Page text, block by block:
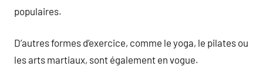
populaires.
D’autres formes d’exercice, comme le yoga, le pilates ou
les arts martiaux, sont également en vogue.